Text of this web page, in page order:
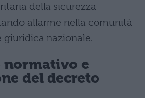
della sicurezza
allarme nella comunità
giuridica nazionale.
normativo e
del decreto